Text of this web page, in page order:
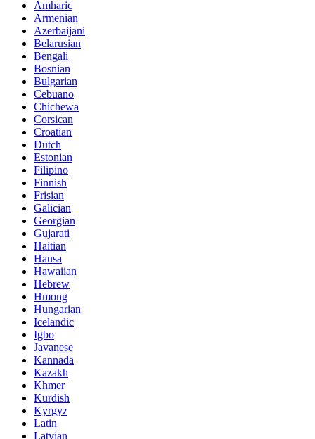
Amharic
Armenian
Azerbaijani
Belarusian
Bengali
Bosnian
Bulgarian
Cebuano
Chichewa
Corsican
Croatian
Dutch
Estonian
Filipino
Finnish
Frisian
Galician
Georgian
Gujarati
Haitian
Hausa
Hawaiian
Hebrew
Hmong
Hungarian
Icelandic
Igbo
Javanese
Kannada
Kazakh
Khmer
Kurdish
Kyrgyz
Latin
Latvian